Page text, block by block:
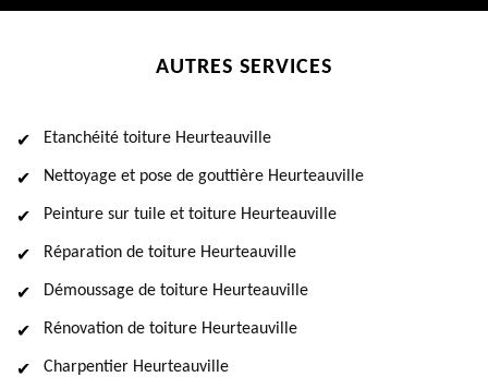
AUTRES SERVICES
Etanchéité toiture Heurteauville
Nettoyage et pose de gouttière Heurteauville
Peinture sur tuile et toiture Heurteauville
Réparation de toiture Heurteauville
Démoussage de toiture Heurteauville
Rénovation de toiture Heurteauville
Charpentier Heurteauville